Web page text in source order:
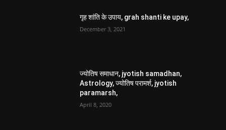
गृह शांति के उपाय, grah shanti ke upay,
December 3, 2021
ज्योतिष समाधान, jyotish samadhan,
Astrology, ज्योतिष परामर्श, jyotish
paramarsh,
April 8, 2020